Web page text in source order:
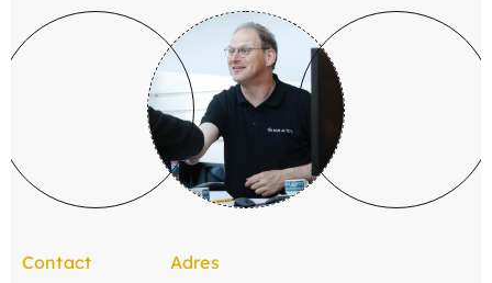
Contact Adres